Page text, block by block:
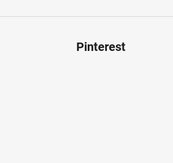
Pinterest